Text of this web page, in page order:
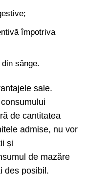
împotriva
sânge.
sale.
de cantitatea
admise, nu vor
și
de mazăre
des posibil.